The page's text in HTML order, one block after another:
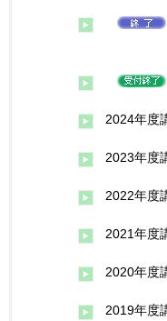
2024年度
2023年度
2022年度
2021年度
2020年度
2019年度